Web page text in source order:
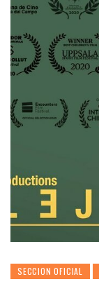
SECCION OFICIAL